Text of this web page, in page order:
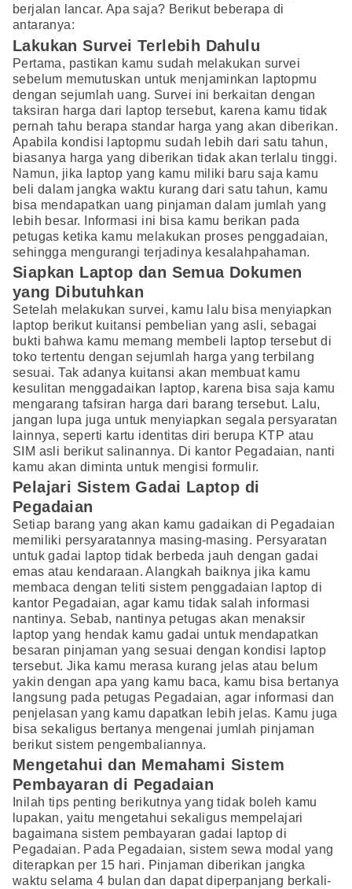
berjalan lancar. Apa saja? Berikut beberapa di
antaranya:
Lakukan Survei Terlebih Dahulu
Pertama, pastikan kamu sudah melakukan survei
sebelum memutuskan untuk menjaminkan laptopmu
dengan sejumlah uang. Survei ini berkaitan dengan
taksiran harga dari laptop tersebut, karena kamu tidak
pernah tahu berapa standar harga yang akan diberikan.
Apabila kondisi laptopmu sudah lebih dari satu tahun,
biasanya harga yang diberikan tidak akan terlalu tinggi.
Namun, jika laptop yang kamu miliki baru saja kamu
beli dalam jangka waktu kurang dari satu tahun, kamu
bisa mendapatkan uang pinjaman dalam jumlah yang
lebih besar. Informasi ini bisa kamu berikan pada
petugas ketika kamu melakukan proses penggadaian,
sehingga mengurangi terjadinya kesalahpahaman.
Siapkan Laptop dan Semua Dokumen
yang Dibutuhkan
Setelah melakukan survei, kamu lalu bisa menyiapkan
laptop berikut kuitansi pembelian yang asli, sebagai
bukti bahwa kamu memang membeli laptop tersebut di
toko tertentu dengan sejumlah harga yang terbilang
sesuai. Tak adanya kuitansi akan membuat kamu
kesulitan menggadaikan laptop, karena bisa saja kamu
mengarang tafsiran harga dari barang tersebut. Lalu,
jangan lupa juga untuk menyiapkan segala persyaratan
lainnya, seperti kartu identitas diri berupa KTP atau
SIM asli berikut salinannya. Di kantor Pegadaian, nanti
kamu akan diminta untuk mengisi formulir.
Pelajari Sistem Gadai Laptop di
Pegadaian
Setiap barang yang akan kamu gadaikan di Pegadaian
memiliki persyaratannya masing-masing. Persyaratan
untuk gadai laptop tidak berbeda jauh dengan gadai
emas atau kendaraan. Alangkah baiknya jika kamu
membaca dengan teliti sistem penggadaian laptop di
kantor Pegadaian, agar kamu tidak salah informasi
nantinya. Sebab, nantinya petugas akan menaksir
laptop yang hendak kamu gadai untuk mendapatkan
besaran pinjaman yang sesuai dengan kondisi laptop
tersebut. Jika kamu merasa kurang jelas atau belum
yakin dengan apa yang kamu baca, kamu bisa bertanya
langsung pada petugas Pegadaian, agar informasi dan
penjelasan yang kamu dapatkan lebih jelas. Kamu juga
bisa sekaligus bertanya mengenai jumlah pinjaman
berikut sistem pengembaliannya.
Mengetahui dan Memahami Sistem
Pembayaran di Pegadaian
Inilah tips penting berikutnya yang tidak boleh kamu
lupakan, yaitu mengetahui sekaligus mempelajari
bagaimana sistem pembayaran gadai laptop di
Pegadaian. Pada Pegadaian, sistem sewa modal yang
diterapkan per 15 hari. Pinjaman diberikan jangka
waktu selama 4 bulan dan dapat diperpanjang berkali-